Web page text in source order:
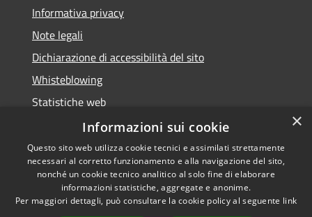
Informativa privacy
Note legali
Dichiarazione di accessibilità del sito
Whisteblowing
Statistiche web
Segnalazioni di non conformità
RSS
Accessibility
Copyright © 2026 • Town of •
Municipium
×
Informazioni sui cookie
Questo sito web utilizza cookie tecnici e assimilati strettamente
necessari al corretto funzionamento e alla navigazione del sito,
nonché un cookie tecnico analitico al solo fine di elaborare
informazioni statistiche, aggregate e anonime.
Per maggiori dettagli, può consultare la cookie policy al seguente link